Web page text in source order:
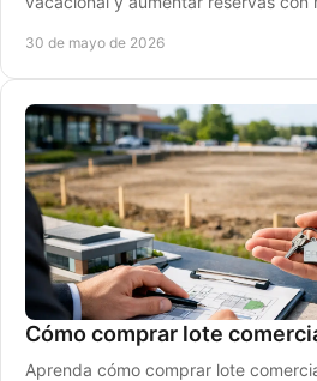
30 de mayo de 2026
Cómo comprar lote
Aprenda cómo comprar lote